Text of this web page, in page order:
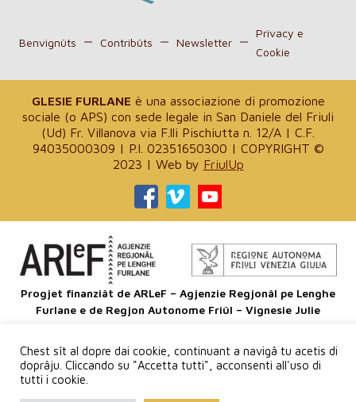
Benvignûts Contribûts Newsletter
Privacy e
Cookie
GLESIE FURLANE è una associazione di promozione
sociale (o APS) con sede legale in San Daniele del Friuli
(Ud) Fr. Villanova via F.lli Pischiutta n. 12/A | C.F.
94035000309 | P.I. 02351650300 | COPYRIGHT ©
2023 | Web by FriulUp
Progjet finanziât de ARLeF – Agjenzie Regjonâl pe Lenghe
Furlane e de Regjon Autonome Friûl – Vignesie Julie
Sagre
dal
Chest sît al dopre dai cookie, continuant a navigâ tu acetis di
doprâju. Cliccando su "Accetta tutti", acconsenti all'uso di
tutti i cookie.